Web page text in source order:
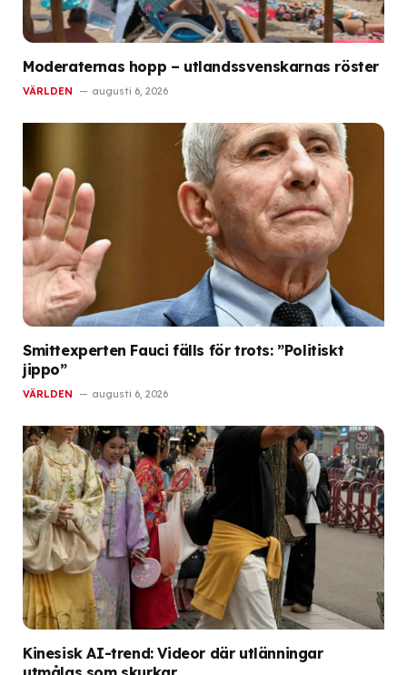
Moderaternas hopp – utlandssvenskarnas röster
VÄRLDEN augusti 6, 2026
Smittexperten Fauci fälls för trots: ”Politiskt
jippo”
VÄRLDEN augusti 6, 2026
Kinesisk AI-trend: Videor där utlänningar